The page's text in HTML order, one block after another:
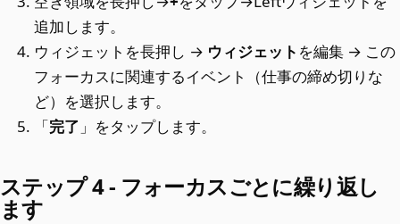
追加します。
ウィジェットを長押し → ウィジェット を編集 → この
フォーカスに関連するイベント（仕事の締め切りな
ど）を選択します。
「完了 」をタップします。
ステップ 4 - フォーカスごとに繰り返し
ます